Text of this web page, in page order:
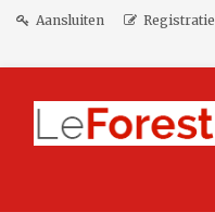
Aansluiten
Registratie